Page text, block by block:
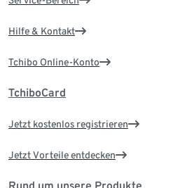
Hilfe & Kontakt
Tchibo Online-Konto
TchiboCard
Jetzt kostenlos registrieren
Jetzt Vorteile entdecken